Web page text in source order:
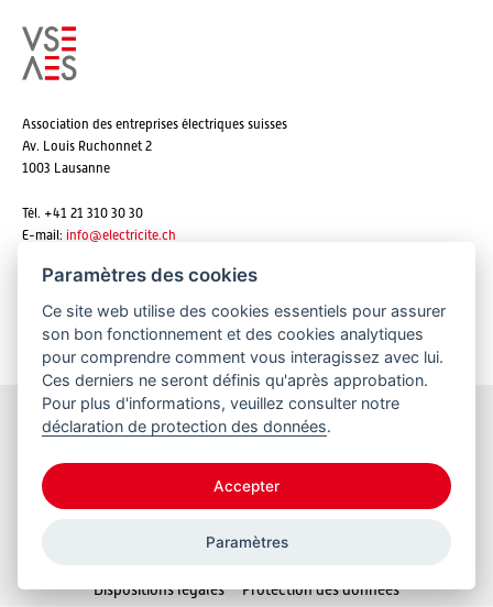
Association des entreprises électriques suisses
Av. Louis Ruchonnet 2
1003 Lausanne
Tél. +41 21 310 30 30
E-mail: info@electricite.ch
S'abonner aux newsletters
Restez informés
Dispositions légales
Protection des données
Paramètres des cookies
Ce site web utilise des cookies essentiels pour assurer
son bon fonctionnement et des cookies analytiques
pour comprendre comment vous interagissez avec lui.
Ces derniers ne seront définis qu'après approbation.
Pour plus d'informations, veuillez consulter notre
déclaration de protection des données.
Accepter
Paramètres